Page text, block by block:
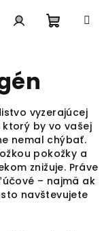
vyzerajúcej
by vo vašej
nemal chýbať.
pokožky a
znižuje. Práve
– najmä ak
navštevujete